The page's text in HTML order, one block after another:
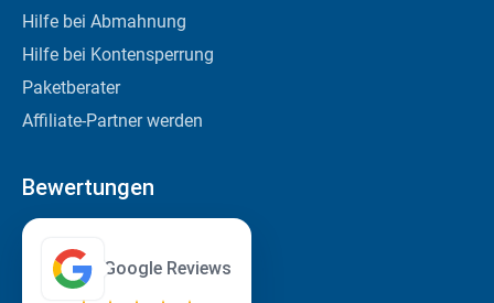
Hilfe bei Abmahnung
Hilfe bei Kontensperrung
Paketberater
Affiliate-Partner werden
Bewertungen
Google Reviews